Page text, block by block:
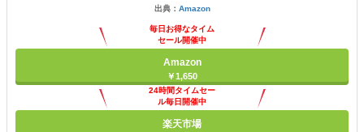
出典： Amazon
毎日お得なタイム
セール開催中
Amazon
￥1,650
24時間タイムセー
ル毎日開催中
楽天市場